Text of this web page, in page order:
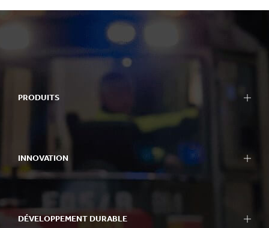
PRODUITS
INNOVATION
DÉVELOPPEMENT DURABLE